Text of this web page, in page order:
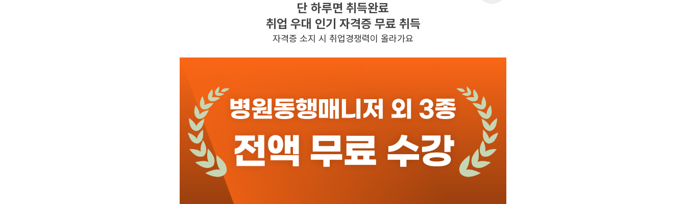
찾으시는 조건의 일자리가 없습니다
더욱더 노력하는 케어파트너가 되겠습니다.
단 하루면 취득완료
취업 우대 인기 자격증 무료 취득
자격증 소지 시 취업경쟁력이 올라가요